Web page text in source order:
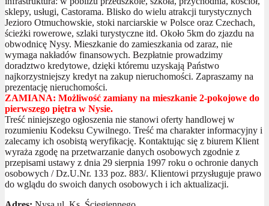
sklepy, usługi, Castorama. Blisko do wielu atrakcji turystycznych
Jezioro Otmuchowskie, stoki narciarskie w Polsce oraz Czechach,
ścieżki rowerowe, szlaki turystyczne itd. Około 5km do zjazdu na
obwodnicę Nysy. Mieszkanie do zamieszkania od zaraz, nie
wymaga nakładów finansowych. Bezpłatnie prowadzimy
doradztwo kredytowe, dzięki któremu uzyskają Państwo
najkorzystniejszy kredyt na zakup nieruchomości. Zapraszamy na
prezentację nieruchomości.
ZAMIANA: Możliwość zamiany na mieszkanie 2-pokojowe do
pierwszego piętra w Nysie.
Treść niniejszego ogłoszenia nie stanowi oferty handlowej w
rozumieniu Kodeksu Cywilnego. Treść ma charakter informacyjny i
zalecamy ich osobistą weryfikację. Kontaktując się z biurem Klient
wyraża zgodę na przetwarzanie danych osobowych zgodnie z
przepisami ustawy z dnia 29 sierpnia 1997 roku o ochronie danych
osobowych / Dz.U.Nr. 133 poz. 883/. Klientowi przysługuje prawo
do wglądu do swoich danych osobowych i ich aktualizacji.